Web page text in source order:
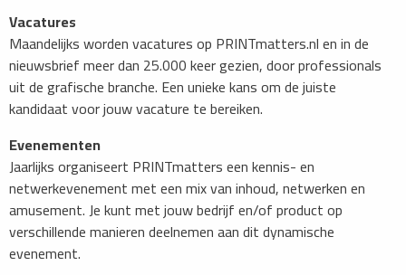
Vacatures
Maandelijks worden vacatures op PRINTmatters.nl en in de
nieuwsbrief meer dan 25.000 keer gezien, door professionals
uit de grafische branche. Een unieke kans om de juiste
kandidaat voor jouw vacature te bereiken.
Evenementen
Jaarlijks organiseert PRINTmatters een kennis- en
netwerkevenement met een mix van inhoud, netwerken en
amusement. Je kunt met jouw bedrijf en/of product op
verschillende manieren deelnemen aan dit dynamische
evenement.